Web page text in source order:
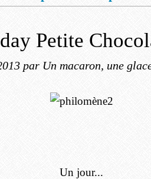
Petite
par Un macaron, une
Un jour...